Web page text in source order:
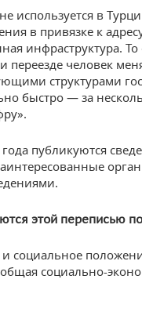
используется в
в привязке к
инфраструктура.
переезде человек
структурами
быстро — за
публикуются
этой переписью
социальное
социально-